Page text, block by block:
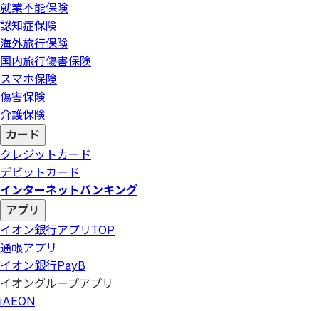
就業不能保険
認知症保険
海外旅行保険
国内旅行傷害保険
スマホ保険
傷害保険
介護保険
カード
クレジットカード
デビットカード
インターネットバンキング
アプリ
イオン銀行アプリ TOP
通帳アプリ
イオン銀行PayB
イオングループアプリ
iAEON